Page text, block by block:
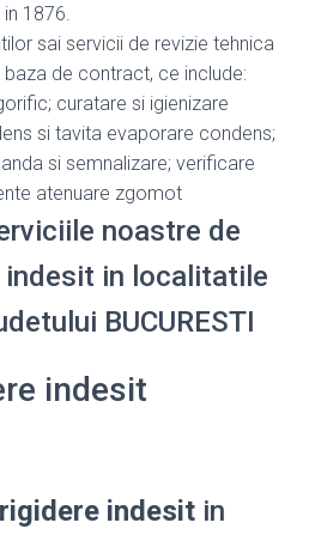
1876.
sai servicii de revizie tehnica
baza de contract, ce include:
curatare si igienizare
si tavita evaporare condens;
si semnalizare; verificare
atenuare zgomot
noastre de
in localitatile
BUCURESTI
indesit
indesit in